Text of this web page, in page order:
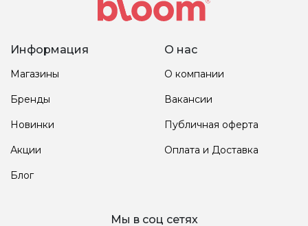
Информация
Магазины
Бренды
Новинки
Акции
Блог
О нас
О компании
Вакансии
Публичная оферта
Оплата и Доставка
Мы в соц сетях